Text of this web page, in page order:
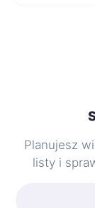
Planujesz
listy i